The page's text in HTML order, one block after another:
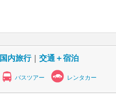
国内旅行｜ 交通＋宿泊
バスツアー レンタカー